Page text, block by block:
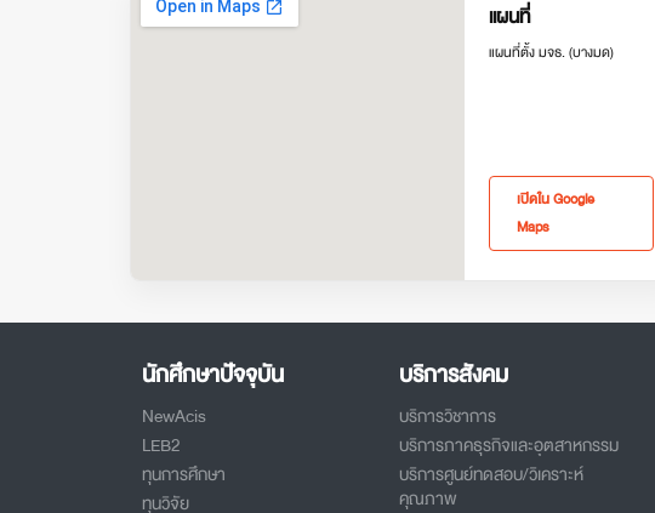
แผนที่
แผนที่ตั้ง มจธ. (บางมด)
เปิดใน Google
Maps
นักศึกษาปัจจุบัน
NewAcis
LEB2
ทุนการศึกษา
ทุนวิจัย
บริการสังคม
บริการวิชาการ
บริการภาคธุรกิจและอุตสาหกรรม
บริการศูนย์ทดสอบ/วิเคราะห์
คุณภาพ